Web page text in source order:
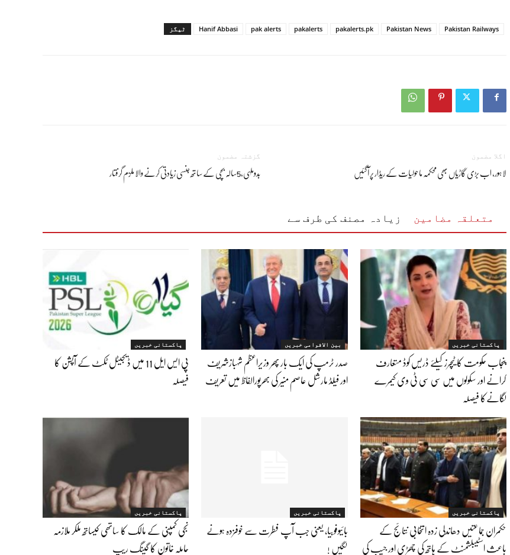
ٹیگز Hanif Abbasi pak alerts pakalerts pakalerts.pk Pakistan News Pakistan Railways
گزشتہ مضمون
بدوملہی،5سالہ بچی کے ساتھ جنسی زیادتی کرنے والا ملزم گرفتار
اگلا مضمون
لاہور، اب بڑی گاڑیاں بھی محکمہ ماحولیات کے ریڈار پر آگئیں
متعلقہ مضامین زیادہ مصنف کی طرف سے
پاکستانی خبریں
پی ایس ایل 11 میں ڈیجیٹل ٹکٹ کے آپشن کا
فیصلہ
بین الاقوامی خبریں
صدر ٹرمپ کی ایک بار پھر وزیراعظم شہبازشریف
اور فیلڈ مارشل عاصم منیر کی بھرپورالفاظ میں تعریف
پاکستانی خبریں
پنجاب حکومت کا ٹیچرز کیلئے ڈریس کوڈ متعارف
کرانے اور سکولوں میں سی سی ٹی وی کیمرے
لگانےکا فیصلہ
پاکستانی خبریں
نجی کمپنی کے مالک کا ساتھی کیساتھ ملکر ملازمہ
حاملہ خاتون کا گینگ ریپ
پاکستانی خبریں
بائیوفوبیا، یعنی جب آپ فطرت سے خوفزدہ ہونے
لگیں !
پاکستانی خبریں
حکمران جماعتیں دھاندلی زدہ انتخابی نتائج کے
باعث اسٹیبلشمنٹ کے ہاتھ کی چھڑی اور جیب کی